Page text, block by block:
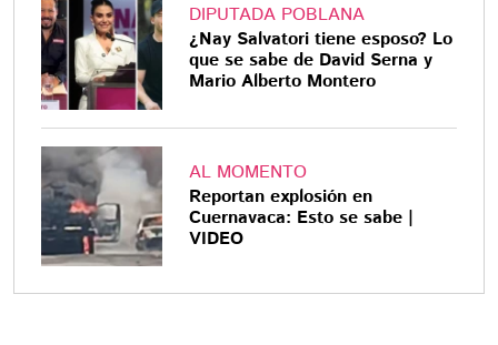
DIPUTADA POBLANA
¿Nay Salvatori tiene esposo? Lo
que se sabe de David Serna y
Mario Alberto Montero
AL MOMENTO
Reportan explosión en
Cuernavaca: Esto se sabe |
VIDEO